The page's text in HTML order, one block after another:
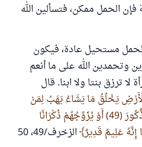
الحمل ممكن، فتسألين الله
مستحيل عادة، فيكون
وتحمدين الله على ما أنعم
ترزق بنتا ولا ابنا. قال
يَخْلُقُ مَا يَشَاءُ يَهَبُ لِمَنْ
يَشَاءُ إِنَاثًا وَيَهَبُ لِمَنْ يَشَاءُ الذُّكُورَ (49) أَوْ يُزَوِّجُهُمْ ذُكْرَانًا
عَلِيمٌ قَدِيرٌ الزخرف/49، 50